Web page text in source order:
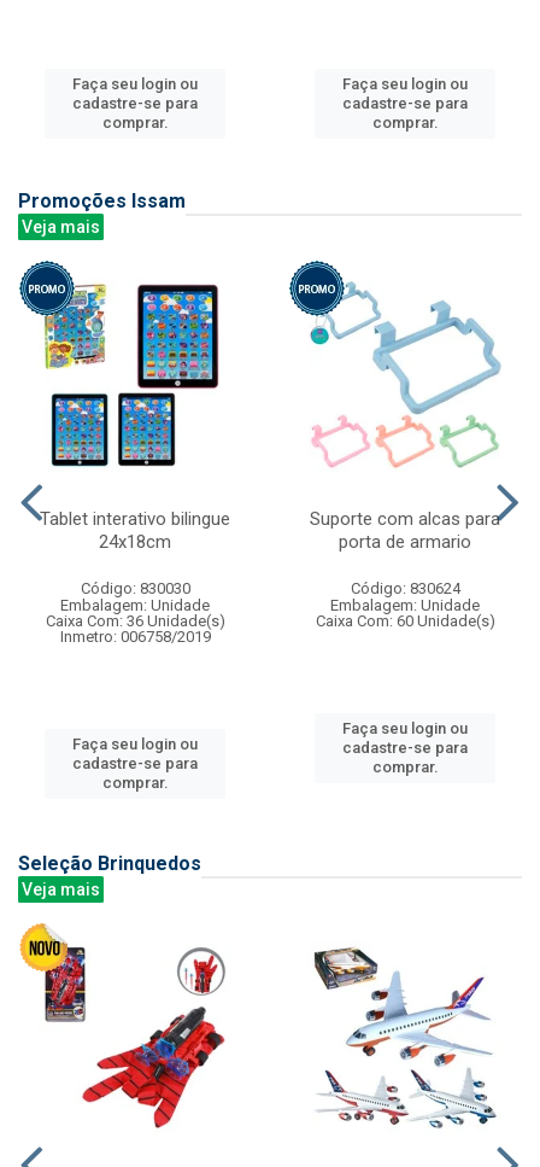
Faça seu login ou
cadastre-se para
comprar.
Faça seu login ou
cadastre-se para
comprar.
Promoções Issam
Veja mais
Tablet interativo bilingue
24x18cm
Código: 830030
Embalagem: Unidade
Caixa Com: 36 Unidade(s)
Inmetro: 006758/2019
Faça seu login ou
cadastre-se para
comprar.
Suporte com alcas para
porta de armario
Código: 830624
Embalagem: Unidade
Caixa Com: 60 Unidade(s)
Faça seu login ou
cadastre-se para
comprar.
Seleção Brinquedos
Veja mais